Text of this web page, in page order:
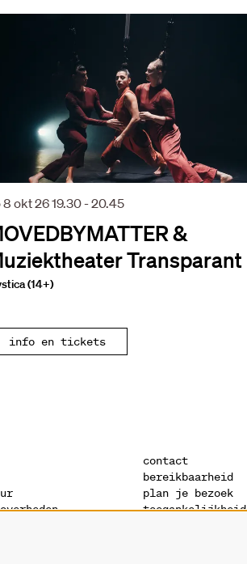
&
Transparant
(14+)
8 okt 2619.30 - 20.45
info en tickets
contact
bereikbaarheid
plan je bezoek
toegankelijkheid